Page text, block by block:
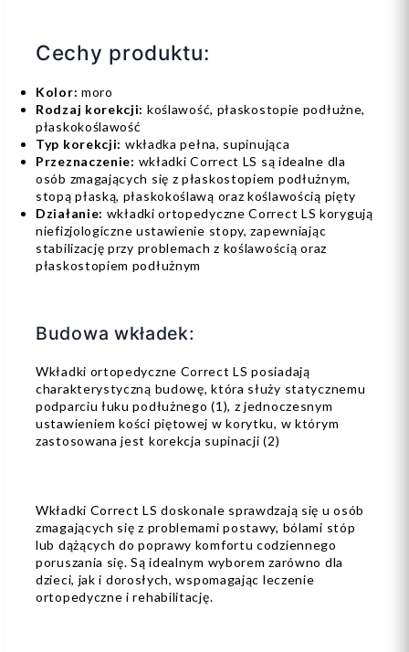
Cechy produktu:
Kolor: moro
Rodzaj korekcji: koślawość, płaskostopie podłużne,
płaskokoślawość
Typ korekcji: wkładka pełna, supinująca
Przeznaczenie: wkładki Correct LS są idealne dla
osób zmagających się z płaskostopiem podłużnym,
stopą płaską, płaskokoślawą oraz koślawością pięty
Działanie: wkładki ortopedyczne Correct LS korygują
niefizjologiczne ustawienie stopy, zapewniając
stabilizację przy problemach z koślawością oraz
płaskostopiem podłużnym
Budowa wkładek:
Wkładki ortopedyczne Correct LS posiadają
charakterystyczną budowę, która służy statycznemu
podparciu łuku podłużnego (1), z jednoczesnym
ustawieniem kości piętowej w korytku, w którym
zastosowana jest korekcja supinacji (2)
Wkładki Correct LS doskonale sprawdzają się u osób
zmagających się z problemami postawy, bólami stóp
lub dążących do poprawy komfortu codziennego
poruszania się. Są idealnym wyborem zarówno dla
dzieci, jak i dorosłych, wspomagając leczenie
ortopedyczne i rehabilitację.